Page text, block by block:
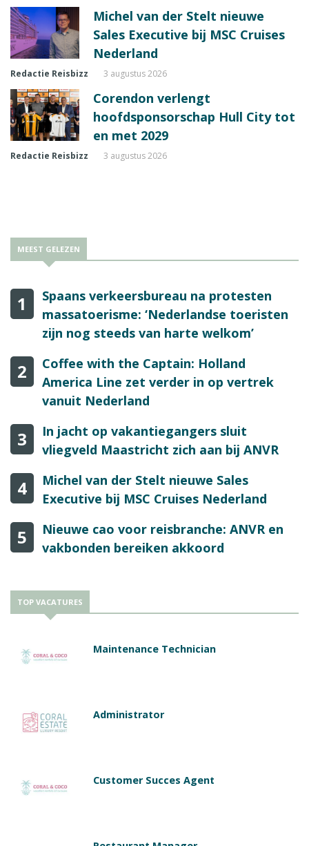
Michel van der Stelt nieuwe
Sales Executive bij MSC Cruises
Nederland
Redactie Reisbizz 3 augustus 2026
Corendon verlengt
hoofdsponsorschap Hull City tot
en met 2029
Redactie Reisbizz 3 augustus 2026
MEEST GELEZEN
1
Spaans verkeersbureau na protesten
massatoerisme: ‘Nederlandse toeristen
zijn nog steeds van harte welkom’
2
Coffee with the Captain: Holland
America Line zet verder in op vertrek
vanuit Nederland
3
In jacht op vakantiegangers sluit
vliegveld Maastricht zich aan bij ANVR
4
Michel van der Stelt nieuwe Sales
Executive bij MSC Cruises Nederland
5
Nieuwe cao voor reisbranche: ANVR en
vakbonden bereiken akkoord
TOP VACATURES
Maintenance Technician
Administrator
Customer Succes Agent